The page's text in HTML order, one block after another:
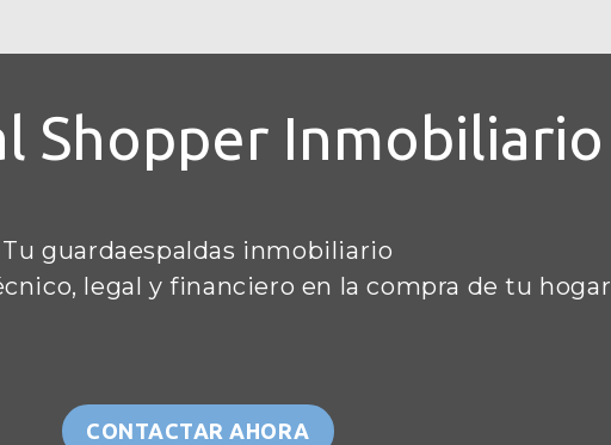
Shopper Inmobiliario
Tu guardaespaldas inmobiliario
legal y financiero en la compra de tu hogar
CONTACTAR AHORA